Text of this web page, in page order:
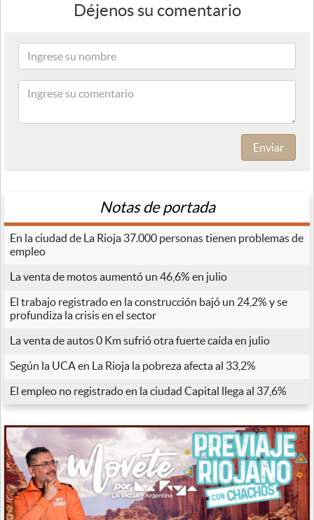
Déjenos su comentario
Enviar
Notas de portada
En la ciudad de La Rioja 37.000 personas tienen problemas de
empleo
La venta de motos aumentó un 46,6% en julio
El trabajo registrado en la construcción bajó un 24,2% y se
profundiza la crisis en el sector
La venta de autos 0 Km sufrió otra fuerte caída en julio
Según la UCA en La Rioja la pobreza afecta al 33,2%
El empleo no registrado en la ciudad Capital llega al 37,6%